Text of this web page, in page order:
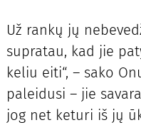
Už rankų jų
supratau, kad jie
keliu eiti“, – sako
paleidusi – jie
jog net keturi iš jų